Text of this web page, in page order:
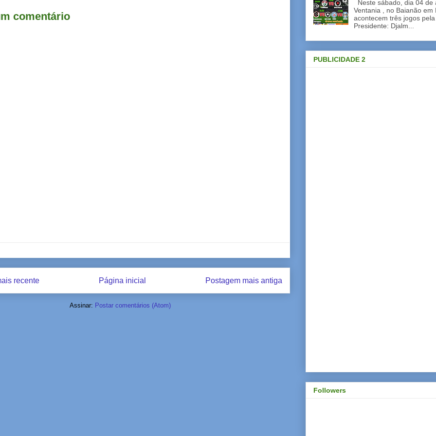
comentário
recente Postagem mais antiga
Página inicial
Assinar: Postar comentários (Atom)
Neste sábado, dia 04 de
Ventania , no Baianão em
acontecem três jogos
Presidente: Djalm...
PUBLICIDADE 2
Followers